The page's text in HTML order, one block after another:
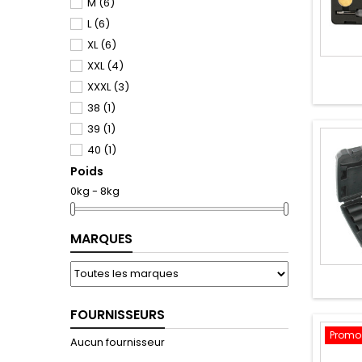
L(6)
XL(6)
XXL(4)
XXXL(3)
38 (1)
39 (1)
40 (1)
41(1)
42(1)
43(1)
44(1)
45(1)
46(1)
Poids
0kg - 8kg
MARQUES
FOURNISSEURS
Aucun fournisseur
Promo